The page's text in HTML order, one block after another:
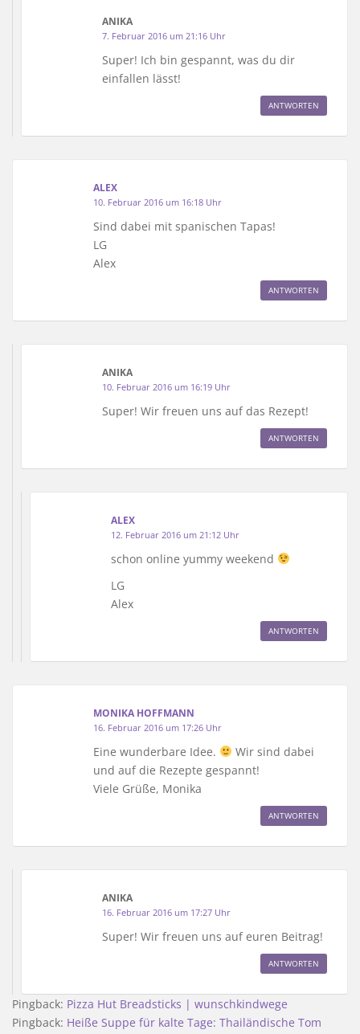
ANIKA
7. Februar 2016 um 21:16 Uhr
Super! Ich bin gespannt, was du dir
einfallen lässt!
ANTWORTEN
ALEX
10. Februar 2016 um 16:18 Uhr
Sind dabei mit spanischen Tapas!
LG
Alex
ANTWORTEN
ANIKA
10. Februar 2016 um 16:19 Uhr
Super! Wir freuen uns auf das Rezept!
ANTWORTEN
ALEX
12. Februar 2016 um 21:12 Uhr
schon online yummy weekend
LG
Alex
ANTWORTEN
MONIKA HOFFMANN
16. Februar 2016 um 17:26 Uhr
Eine wunderbare Idee.
Wir sind dabei
und auf die Rezepte gespannt!
Viele Grüße, Monika
ANTWORTEN
ANIKA
16. Februar 2016 um 17:27 Uhr
Super! Wir freuen uns auf euren Beitrag!
ANTWORTEN
Pingback: Pizza Hut Breadsticks | wunschkindwege
Pingback: Heiße Suppe für kalte Tage: Thailändische Tom